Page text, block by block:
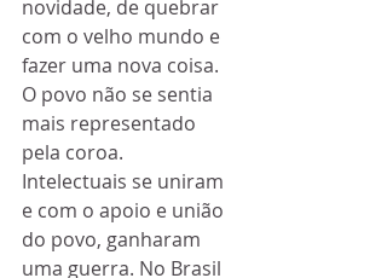
novidade, de quebrar
com o velho mundo e
fazer uma nova coisa.
O povo não se sentia
mais representado
pela coroa.
Intelectuais se uniram
e com o apoio e união
do povo, ganharam
uma guerra. No Brasil